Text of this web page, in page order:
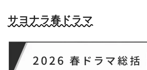
サヨナラ春ドラマ